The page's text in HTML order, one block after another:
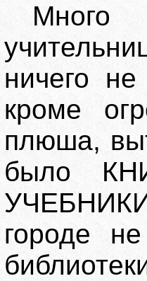
Много
ничего
кроме
плюша,
было
городе